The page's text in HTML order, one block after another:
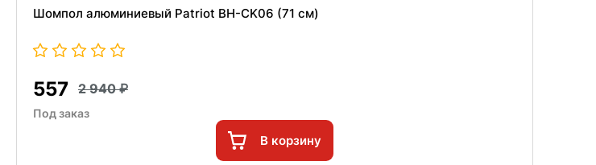
Шомпол алюминиевый Patriot BH-CK06 (71 см)
557 2 940
Под заказ
В корзину